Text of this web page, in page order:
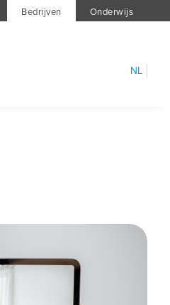
Bedrijven Onderwijs
NL